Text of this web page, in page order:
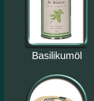
Basilikumöl